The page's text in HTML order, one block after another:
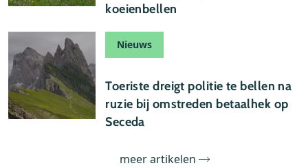
koeienbellen
Nieuws
Toeriste dreigt politie te bellen na
ruzie bij omstreden betaalhek op
Seceda
meer artikelen